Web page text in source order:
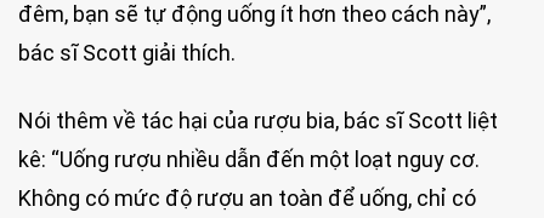
đêm, bạn sẽ tự động uống ít hơn theo cách này”,
bác sĩ Scott giải thích.
Nói thêm về tác hại của rượu bia, bác sĩ Scott liệt
kê: “Uống rượu nhiều dẫn đến một loạt nguy cơ.
Không có mức độ rượu an toàn để uống, chỉ có